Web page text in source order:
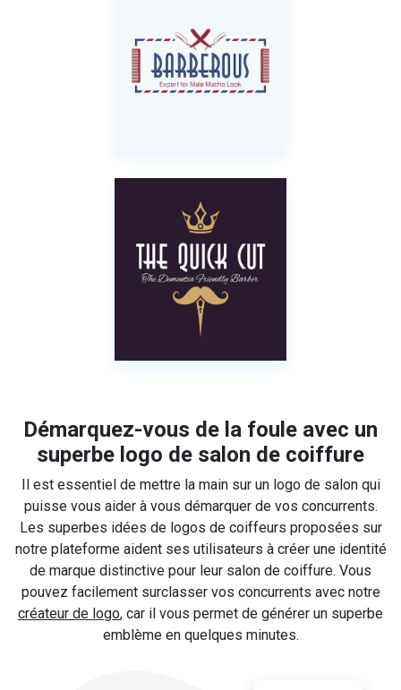
Démarquez-vous de la foule avec un
superbe logo de salon de coiffure
Il est essentiel de mettre la main sur un logo de salon qui
puisse vous aider à vous démarquer de vos concurrents.
Les superbes idées de logos de coiffeurs proposées sur
notre plateforme aident ses utilisateurs à créer une identité
de marque distinctive pour leur salon de coiffure. Vous
pouvez facilement surclasser vos concurrents avec notre
créateur de logo, car il vous permet de générer un superbe
emblème en quelques minutes.